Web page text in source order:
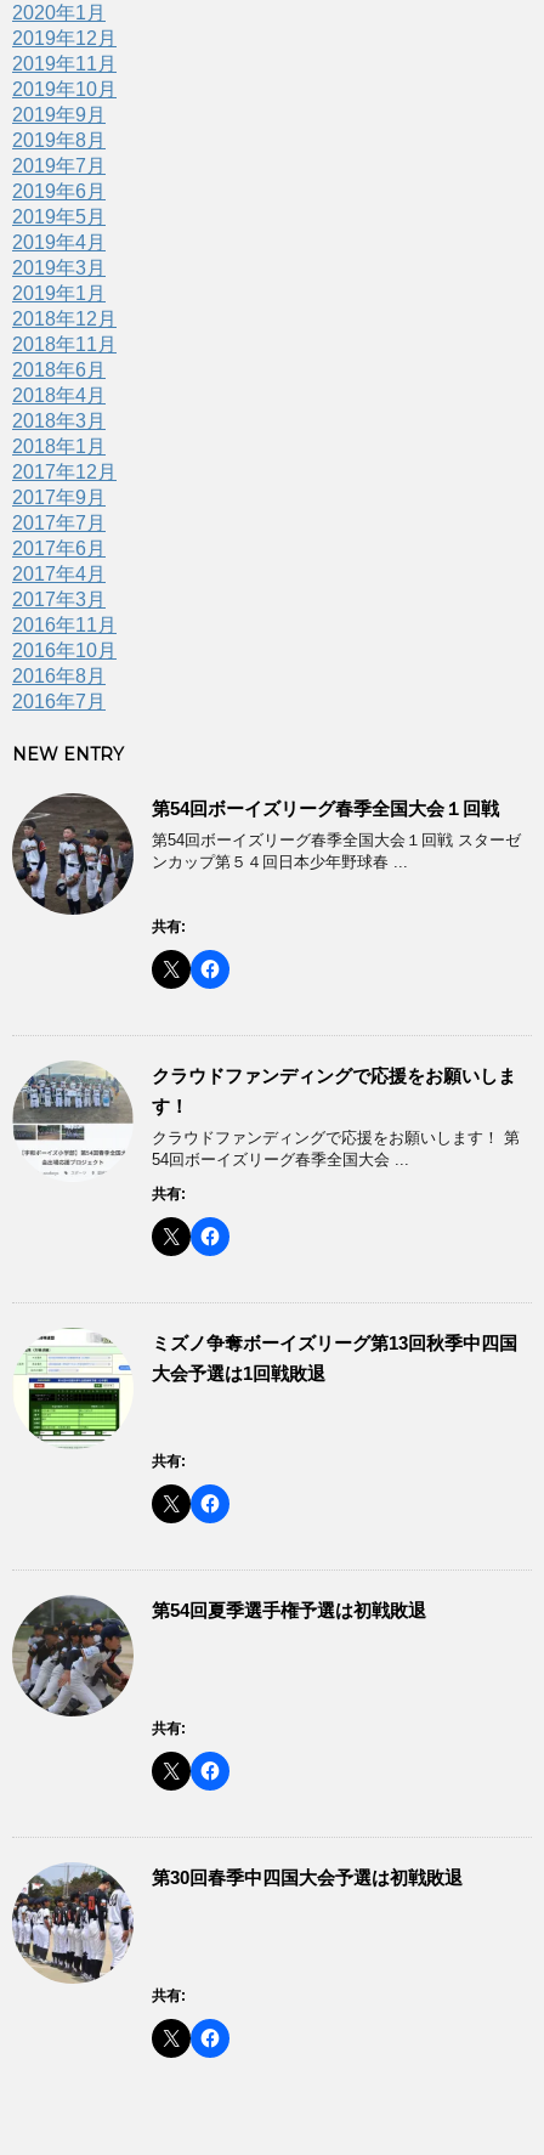
2020年1月
2019年12月
2019年11月
2019年10月
2019年9月
2019年8月
2019年7月
2019年6月
2019年5月
2019年4月
2019年3月
2019年1月
2018年12月
2018年11月
2018年6月
2018年4月
2018年3月
2018年1月
2017年12月
2017年9月
2017年7月
2017年6月
2017年4月
2017年3月
2016年11月
2016年10月
2016年8月
2016年7月
NEW ENTRY
第54回ボーイズリーグ春季全国大会１回戦
第54回ボーイズリーグ春季全国大会１回戦 スターゼ
ンカップ第５４回日本少年野球春 ...
共有:
クラウドファンディングで応援をお願いしま
す！
クラウドファンディングで応援をお願いします！ 第
54回ボーイズリーグ春季全国大会 ...
共有:
ミズノ争奪ボーイズリーグ第13回秋季中四国
大会予選は1回戦敗退
共有:
第54回夏季選手権予選は初戦敗退
共有:
第30回春季中四国大会予選は初戦敗退
共有: